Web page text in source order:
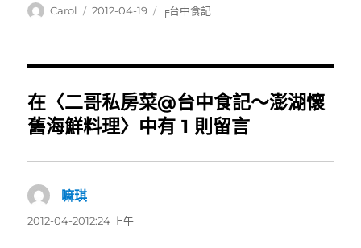
作
Carol
發
2012-04-19
分
╒台中食記
在〈二哥私房菜@台中食記～澎湖懷
舊海鮮料理〉中有 1 則留言
嘛琪
示:
2012-04-2012:24 上午